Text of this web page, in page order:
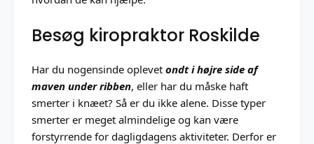
Besøg kiropraktor Roskilde
Har du nogensinde oplevet ondt i højre side af
maven under ribben, eller har du måske haft
smerter i knæet? Så er du ikke alene. Disse typer
smerter er meget almindelige og kan være
forstyrrende for dagligdagens aktiviteter. Derfor er